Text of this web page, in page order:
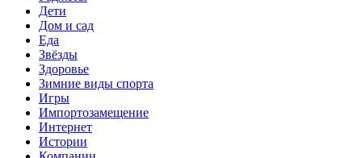
Дети
Дом и сад
Еда
Звёзды
Здоровье
Зимние виды спорта
Игры
Импортозамещение
Интернет
Истории